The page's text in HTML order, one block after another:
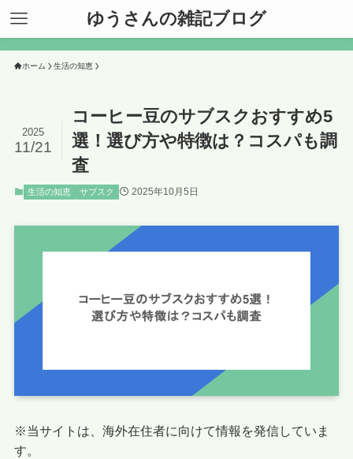
ゆうさんの雑記ブログ
ホーム 生活の知恵
コーヒー豆のサブスクおすすめ5
選！選び方や特徴は？コスパも調
査
2025
11/21
生活の知恵 サブスク 2025年10月5日
※当サイトは、海外在住者に向けて情報を発信していま
す。